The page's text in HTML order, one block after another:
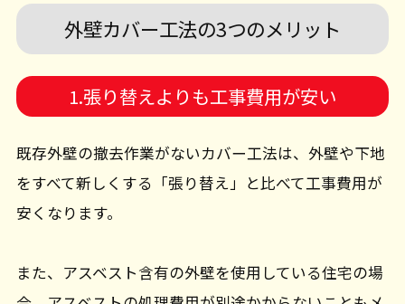
外壁カバー工法の3つのメリット
1.張り替えよりも工事費用が安い
既存外壁の撤去作業がないカバー工法は、外壁や下地
をすべて新しくする「張り替え」と比べて工事費用が
安くなります。
また、アスベスト含有の外壁を使用している住宅の場